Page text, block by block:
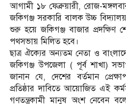
আগামী ১৮ ফেব্রুয়ারী, রোজ-
জকিগঞ্জ সরকারি বালক উচ্চ
শুরু হয়ে জকিগঞ্জ বাজার প্রদক্ষিণ
পথসভায় মিলিত হবে।
ছাত্র ঐক্যের অন্যতম নেতা ও
জকিগঞ্জ উপজেলা ( পূর্ব শাখা)
জানান যে, দেশের বর্তমান
প্রতিষ্ঠার দাবিতে আয়োজিত এই
গণতন্ত্রকামী মানুষ অংশ নেবেন